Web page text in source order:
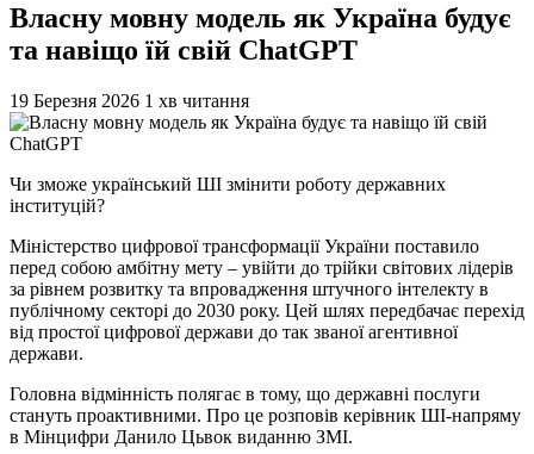
Власну мовну модель як Україна будує
та навіщо їй свій ChatGPT
19 Березня 2026 1 хв читання
Чи зможе український ШІ змінити роботу державних
інституцій?
Міністерство цифрової трансформації України поставило
перед собою амбітну мету – увійти до трійки світових лідерів
за рівнем розвитку та впровадження штучного інтелекту в
публічному секторі до 2030 року. Цей шлях передбачає перехід
від простої цифрової держави до так званої агентивної
держави.
Головна відмінність полягає в тому, що державні послуги
стануть проактивними. Про це розповів керівник ШІ-напряму
в Мінцифри Данило Цьвок виданню ЗМІ.